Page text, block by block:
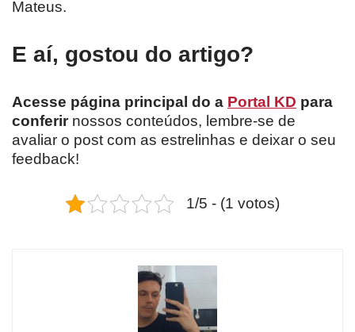
Mateus.
E aí, gostou do artigo?
Acesse página principal do a Portal KD para
conferirnossos conteúdos, lembre-se de
avaliar o post com as estrelinhas e deixar o seu
feedback!
1/5 - (1 votos)